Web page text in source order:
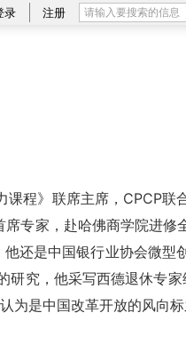
录 注册
课程》联席主席，CPCP联
专家，赴哈佛商学院进修
还是中国银行业协会微型
研究，他采写西德退休专
为是中国改革开放的风向标